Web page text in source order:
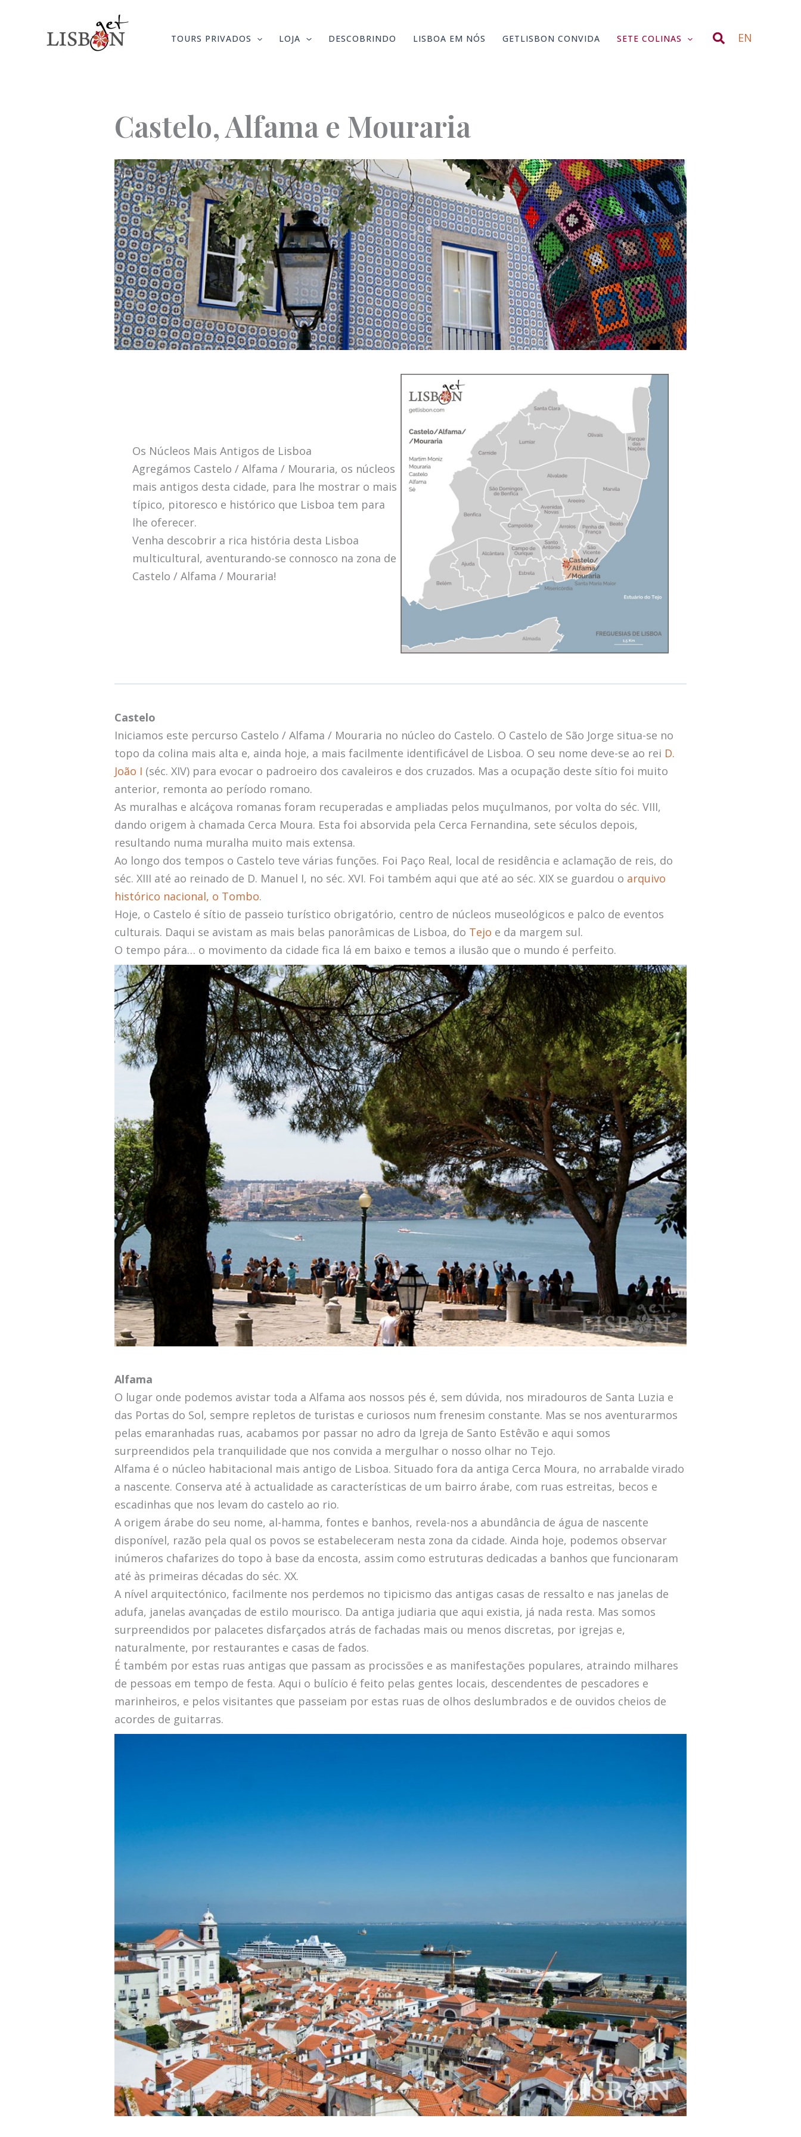
TOURS PRIVADOS LOJA DESCOBRINDO LISBOA EM NÓS GETLISBON CONVIDA SETE COLINAS Search
EN
Castelo, Alfama e Mouraria
Os Núcleos Mais Antigos de Lisboa
Agregámos Castelo / Alfama / Mouraria, os núcleos
mais antigos desta cidade, para lhe mostrar o mais
típico, pitoresco e histórico que Lisboa tem para
lhe oferecer.
Venha descobrir a rica história desta Lisboa
multicultural, aventurando-se connosco na zona de
Castelo / Alfama / Mouraria!
Castelo
Iniciamos este percurso Castelo / Alfama / Mouraria no núcleo do Castelo. O Castelo de São Jorge situa-se no
topo da colina mais alta e, ainda hoje, a mais facilmente identificável de Lisboa. O seu nome deve-se ao rei D.
João I (séc. XIV) para evocar o padroeiro dos cavaleiros e dos cruzados. Mas a ocupação deste sítio foi muito
anterior, remonta ao período romano.
As muralhas e alcáçova romanas foram recuperadas e ampliadas pelos muçulmanos, por volta do séc. VIII,
dando origem à chamada Cerca Moura. Esta foi absorvida pela Cerca Fernandina, sete séculos depois,
resultando numa muralha muito mais extensa.
Ao longo dos tempos o Castelo teve várias funções. Foi Paço Real, local de residência e aclamação de reis, do
séc. XIII até ao reinado de D. Manuel I, no séc. XVI. Foi também aqui que até ao séc. XIX se guardou o arquivo
histórico nacional, o Tombo.
Hoje, o Castelo é sítio de passeio turístico obrigatório, centro de núcleos museológicos e palco de eventos
culturais. Daqui se avistam as mais belas panorâmicas de Lisboa, do Tejo e da margem sul.
O tempo pára… o movimento da cidade fica lá em baixo e temos a ilusão que o mundo é perfeito.
Alfama
O lugar onde podemos avistar toda a Alfama aos nossos pés é, sem dúvida, nos miradouros de Santa Luzia e
das Portas do Sol, sempre repletos de turistas e curiosos num frenesim constante. Mas se nos aventurarmos
pelas emaranhadas ruas, acabamos por passar no adro da Igreja de Santo Estêvão e aqui somos
surpreendidos pela tranquilidade que nos convida a mergulhar o nosso olhar no Tejo.
Alfama é o núcleo habitacional mais antigo de Lisboa. Situado fora da antiga Cerca Moura, no arrabalde virado
a nascente. Conserva até à actualidade as características de um bairro árabe, com ruas estreitas, becos e
escadinhas que nos levam do castelo ao rio.
A origem árabe do seu nome, al-hamma, fontes e banhos, revela-nos a abundância de água de nascente
disponível, razão pela qual os povos se estabeleceram nesta zona da cidade. Ainda hoje, podemos observar
inúmeros chafarizes do topo à base da encosta, assim como estruturas dedicadas a banhos que funcionaram
até às primeiras décadas do séc. XX.
A nível arquitectónico, facilmente nos perdemos no tipicismo das antigas casas de ressalto e nas janelas de
adufa, janelas avançadas de estilo mourisco. Da antiga judiaria que aqui existia, já nada resta. Mas somos
surpreendidos por palacetes disfarçados atrás de fachadas mais ou menos discretas, por igrejas e,
naturalmente, por restaurantes e casas de fados.
É também por estas ruas antigas que passam as procissões e as manifestações populares, atraindo milhares
de pessoas em tempo de festa. Aqui o bulício é feito pelas gentes locais, descendentes de pescadores e
marinheiros, e pelos visitantes que passeiam por estas ruas de olhos deslumbrados e de ouvidos cheios de
acordes de guitarras.